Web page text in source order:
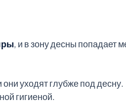
, и в зону десны попадает
уходят глубже под десну.
гигиеной.